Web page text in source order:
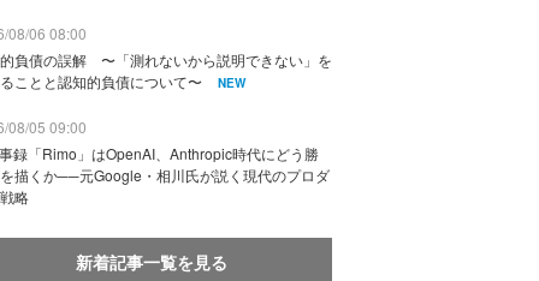
08/06 08:00
負債の誤解 〜「測れないから説明できない」を
ことと認知的負債について〜
NEW
08/05 09:00
録「Rimo」はOpenAI、Anthropic時代にどう勝
描くか──元Google・相川氏が説く現代のプロダ
略
新着記事一覧を見る